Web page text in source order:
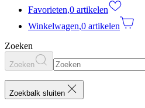
Favorieten,0 artikelen
Winkelwagen,0 artikelen
Zoeken
Zoeken
Zoekbalk sluiten